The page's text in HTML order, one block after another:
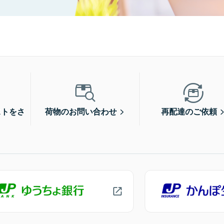
をさ
荷物のお問い合わせ 再配達のご依頼